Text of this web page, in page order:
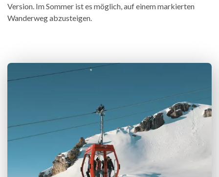
Version. Im Sommer ist es möglich, auf einem markierten
Wanderweg abzusteigen.